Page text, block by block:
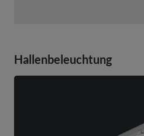
Hallenbeleuchtung